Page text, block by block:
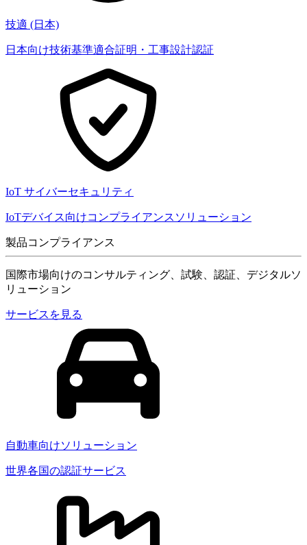
技適 (日本)
日本向け技術基準適合証明・工事設計認証
IoT サイバーセキュリティ
IoTデバイス向けコンプライアンスソリューション
製品コンプライアンス
国際市場向けのコンサルティング、試験、認証、デジタルソ
リューション
サービスを見る
自動車向けソリューション
世界各国の認証サービス